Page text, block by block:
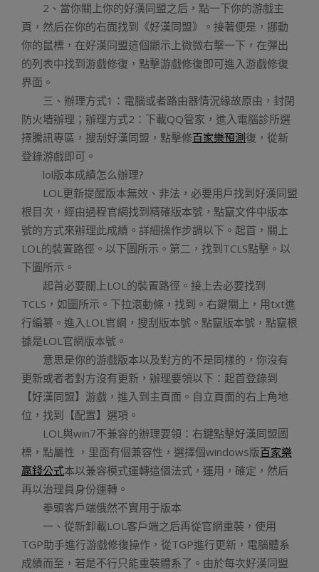
2、當你關上你的好漢同盟之后，點一下你的游戲主
頁，然后在你的右面找到《好漢同盟》。接著便是，挪動
你的鼠標，在好漢同盟這個顯示上微微右擊一下，在彈出
的列表中找到游戲修復，點擊游戲修復即可進入游戲修復
界面。
三、辦理方式1：電腦或者路由器情況緣故原由，封閉
防火墻辦理；辦理方式2：下載QQ管家，進入電腦診所選
擇騰訊專區，搜刮好漢同盟，點擊修百家樂預測復，從新
登錄游戲即可。
lol版本成績怎么辦理?
LOL更新提醒版本無效、非法，必要用戶找到好漢同盟
根目次，經由過程官網找到精確版本號，點竄文件中版本
號的方式來辦理此成績。詳細操作步調以下。起首，關上
LOL的裝置路徑。以下圖所示。第二，找到TCLS點擊。以
下圖所示。
起首必要關上LOL的裝置路徑。接上去必要找到
TCLS，如圖所示。下拉滾動條，找到。右鍵關上，用txt進
行編纂。進入LOL官網，搜刮版本號。點竄版本號，點竄根
據是LOL官網版本號。
意思是你的游戲版本以及對方的不是同樣的，你沒有
更新或者者對方沒有更新，辦理要領以下：起首登錄到
【好漢同盟】游戲，進入到主頁面。自立頁面的右上角地
位，找到【配置】選項。
LOL與win7不兼容的辦理要領：右鍵點擊好漢同盟圖
標，點屬性 ，里面有個兼容性，選擇個windows版百家樂
贏錢公式本以兼容模式運轉這個法式，運用，確定，然后
再以治理員身份運轉。
拳頭客戶端俄然不實用于版本
一、從新卸載LOL客戶端之后再從官網重裝，使用
TGP助手進行游戲修復操作，從TGP進行更新，電腦體系
成績而至，若是不行只能重裝體系了。由於每次好漢同盟